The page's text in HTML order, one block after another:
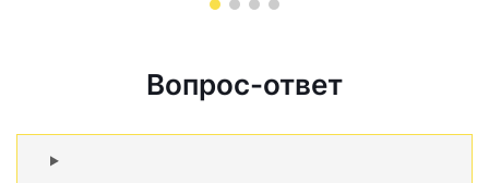
Вопрос-ответ